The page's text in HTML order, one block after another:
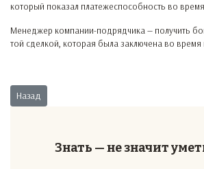
который показал платежеспособность во
Менеджер компании-подрядчика — получить
той сделкой, которая была заключена во время
Предыдущий: Оплата обучения
Назад
Знать — не значит